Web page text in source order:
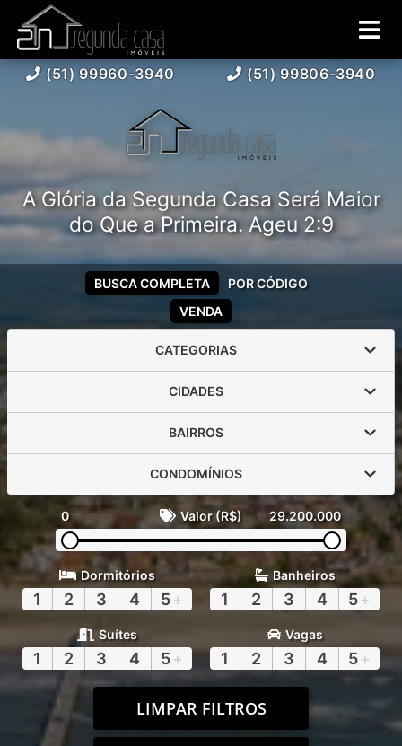
(51) 99960-3940 (51) 99806-3940
A Glória da Segunda Casa Será Maior
do Que a Primeira. Ageu 2:9
VENDA
BUSCA COMPLETA POR CÓDIGO
CATEGORIAS
CIDADES
BAIRROS
CONDOMÍNIOS
0 Valor (R$) 29.200.000
Dormitórios
1 2 3 4 5+
Banheiros
1 2 3 4 5+
Suítes
1 2 3 4 5+
Vagas
1 2 3 4 5+
LIMPAR FILTROS